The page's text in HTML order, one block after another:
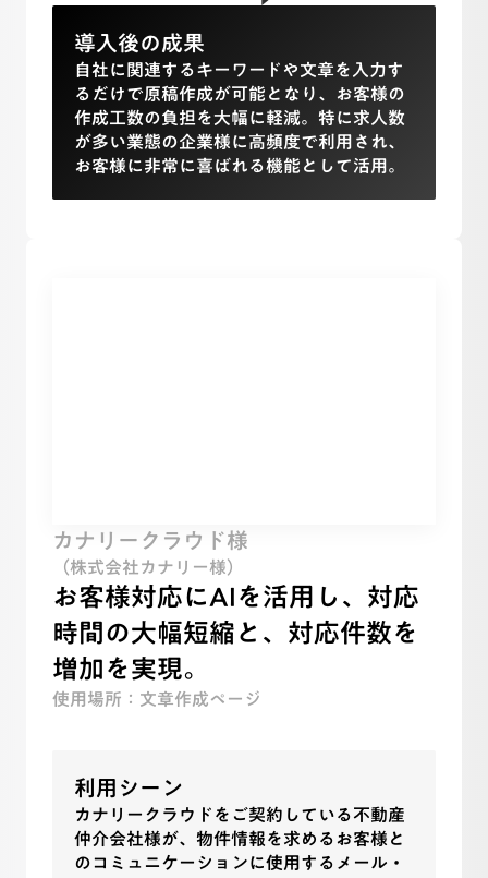
導入後の成果
自社に関連するキーワードや文章を入力す
るだけで原稿作成が可能となり、お客様の
作成工数の負担を大幅に軽減。特に求人数
が多い業態の企業様に高頻度で利用され、
お客様に非常に喜ばれる機能として活用。
カナリークラウド様
（株式会社カナリー様）
お客様対応にAIを活用し、対応
時間の大幅短縮と、対応件数を
増加を実現。
使用場所：文章作成ページ
利用シーン
カナリークラウドをご契約している不動産
仲介会社様が、物件情報を求めるお客様と
のコミュニケーションに使用するメール・